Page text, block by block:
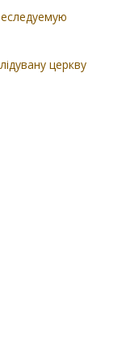
церкву